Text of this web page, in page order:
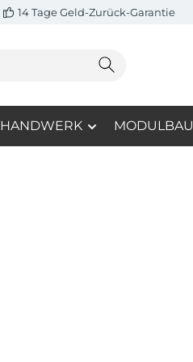
14 Tage Geld-Zurück-Garantie
HANDWERK MODULBAU